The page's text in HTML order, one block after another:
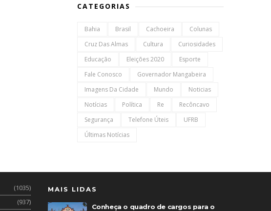
CATEGORIAS
Bahia Brasil Cachoeira
Colunas
Cruz Das Almas
Cultura
Curiosidades
Educação
Eleições 2020
Esporte
Fale Conosco
Governador Mangabeira
Imagens Da Cidade
Mundo
Noticias
Notícias
Política Re
Recôncavo
Segurança
Telefone Úteis
UFRB
Últimas Notícias
(1035)
(937)
MAIS LIDAS
Conheça o quadro de cargos para o